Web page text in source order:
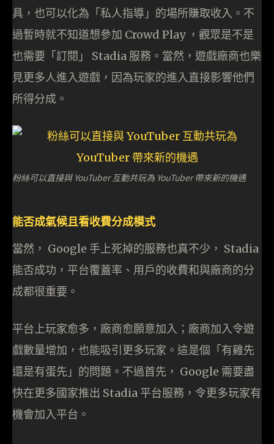
具，也可以化為「私人指導」的場所賺取收入。不
過暫時就不知道想參加 Crowd Play ，觀眾是不是
也需要「訂閱」 Stadia 服務。當然，遊戲廠商也樂
見更多人進入遊戲，因為玩家的進入直接影響他們
所得分成。
粉絲可以直接與 YouTuber 互動共玩為 YouTuber 帶來新的機遇
能否成氣候且看收費分成模式
當然， Google 手上死掉的服務也真不少， Stadia
能否成功，平台覆蓋率、用戶的收費和與廠商的分
成都很重要。
平台上玩家愈多，廠商愈願意加入；廠商加入令遊
戲數量增加，也能吸引更多玩家。這是個「有雞先
還是有蛋先」的問題。不過首先， Google 需要盡
快在更多國家推出 Stadia 平台服務，令更多玩家有
機會加入平台。